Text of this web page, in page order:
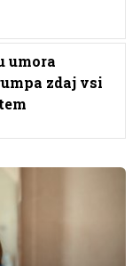
umora
zdaj vsi